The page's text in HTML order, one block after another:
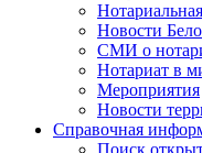
Новости
СМИ о
Нотариат в
Мероприятия
Новости
Справочная